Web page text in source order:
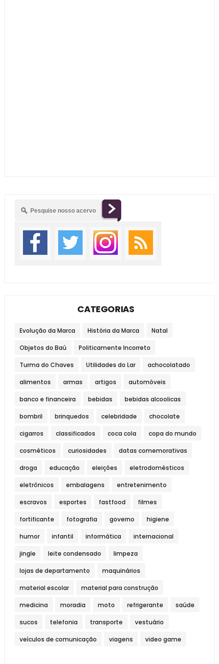
CATEGORIAS
Evolução da Marca História da Marca Natal
Objetos do Baú Politicamente Incorreto
Turma do Chaves Utilidades do Lar achocolatado
alimentos armas artigos automóveis
banco e financeira bebidas bebidas alcoolicas
bombril brinquedos celebridade chocolate
cigarros classificados coca cola copa do mundo
cosméticos curiosidades datas comemorativas
droga educação eleições eletrodomésticos
eletrônicos embalagens entretenimento
escravos esportes fastfood filmes
fortificante fotografia governo higiene
humor infantil informática internacional
jingle leite condensado limpeza
lojas de departamento maquinários
material escolar material para construção
medicina moradia moto refrigerante saúde
sucos telefonia transporte vestuário
veículos de comunicação viagens video game